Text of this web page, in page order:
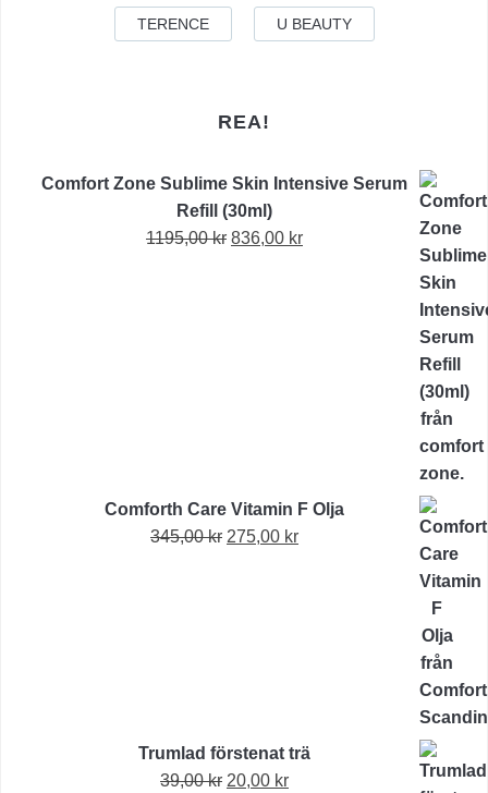
TERENCE U BEAUTY
REA!
Comfort Zone Sublime Skin Intensive Serum
Refill (30ml)
1195,00kr Det
836,00 krDet
Comforth Care Vitamin F Olja
345,00kr Det
275,00 krDet
Trumlad förstenat trä
39,00kr Det
20,00 krDet